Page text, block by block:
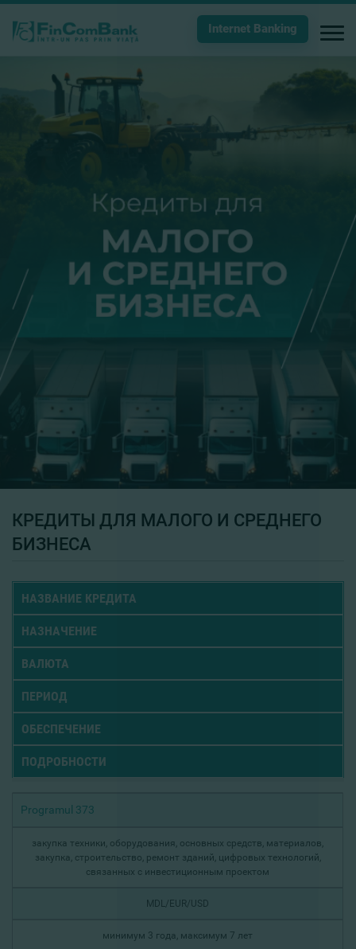
Internet Banking
КРЕДИТЫ ДЛЯ МАЛОГО И СРЕДНЕГО
БИЗНЕСА
НАЗВАНИЕ КРЕДИТА
НАЗНАЧЕНИЕ
ВАЛЮТА
ПЕРИОД
ОБЕСПЕЧЕНИЕ
ПОДРОБНОСТИ
Programul 373
закупка техники, оборудования, основных средств, материалов,
закупка, строительство, ремонт зданий, цифровых технологий,
связанных с инвестиционным проектом
MDL/EUR/USD
минимум 3 года, максимум 7 лет